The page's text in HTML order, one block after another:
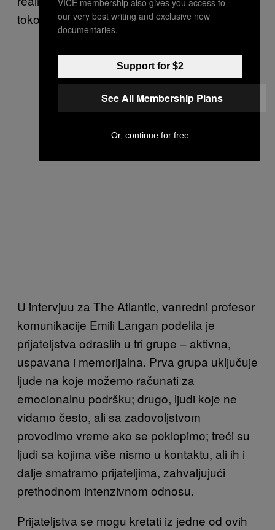
tokom svog života.
U intervjuu za The Atlantic, vanredni profesor
komunikacije Emili Langan podelila je
prijateljstva odraslih u tri grupe – aktivna,
uspavana i memorijalna. Prva grupa uključuje
ljude na koje možemo računati za
emocionalnu podršku; drugo, ljudi koje ne
viđamo često, ali sa zadovoljstvom
provodimo vreme ako se poklopimo; treći su
ljudi sa kojima više nismo u kontaktu, ali ih i
dalje smatramo prijateljima, zahvaljujući
prethodnom intenzivnom odnosu.
Prijateljstva se mogu kretati iz jedne od ovih
our very best writing and exclusive new
documentaries.
Support for $2
See All Membership Plans
Or, continue for free